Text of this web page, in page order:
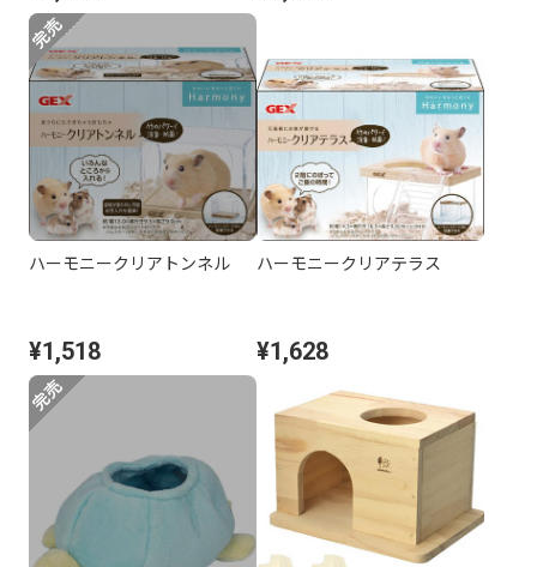
ハーモニークリアトンネル
¥1,518
ハーモニークリアテラス
¥1,628